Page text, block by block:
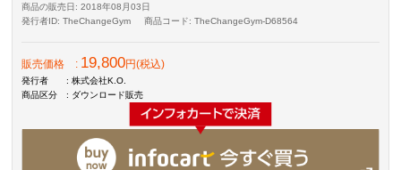
商品の販売日 : 2018年08月03日
発行者ID: TheChangeGym 商品コード: TheChangeGym-D68564
販売価格 : 19,800円(税込)
発行者
: 株式会社K.O.
商品区分
: ダウンロード販売